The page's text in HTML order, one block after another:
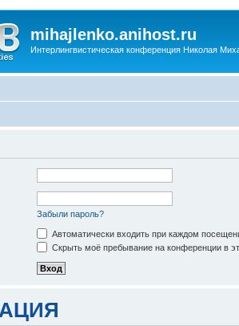
mihajlenko.anihost.ru
Интерлингвистическая конференция Николая
Забыли пароль?
Автоматически входить при каждом
Скрыть моё пребывание на конференции в